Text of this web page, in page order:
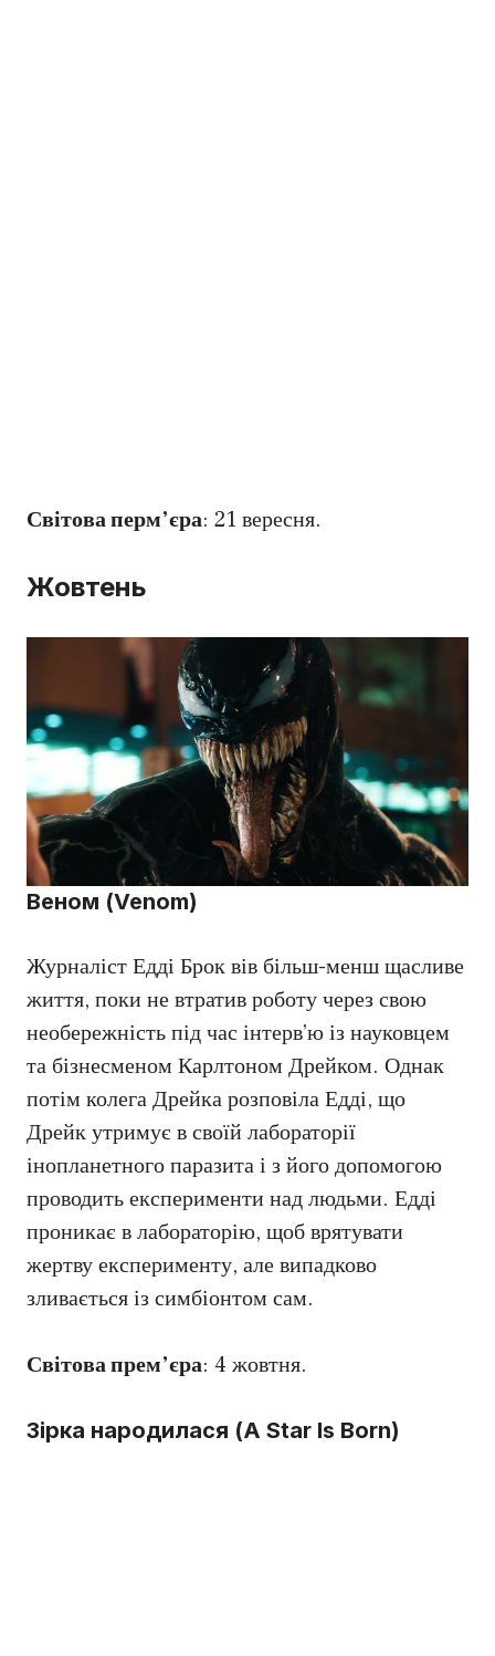
Світова перм’єра: 21 вересня.
Жовтень
Веном (Venom)
Журналіст Едді Брок вів більш-менш щасливе
життя, поки не втратив роботу через свою
необережність під час інтерв’ю із науковцем
та бізнесменом Карлтоном Дрейком. Однак
потім колега Дрейка розповіла Едді, що
Дрейк утримує в своїй лабораторії
інопланетного паразита і з його допомогою
проводить експерименти над людьми. Едді
проникає в лабораторію, щоб врятувати
жертву експерименту, але випадково
зливається із симбіонтом сам.
Світова прем’єра: 4 жовтня.
Зірка народилася (A Star Is Born)